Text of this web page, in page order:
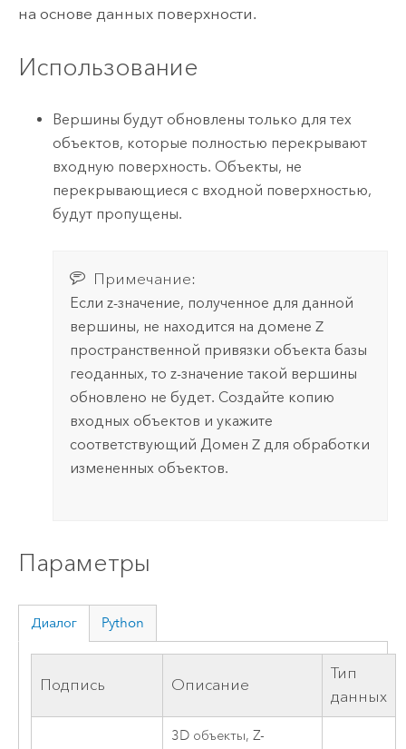
на основе данных поверхности.
Использование
Вершины будут обновлены только для тех
объектов, которые полностью перекрывают
входную поверхность. Объекты, не
перекрывающиеся с входной поверхностью,
будут пропущены.
Примечание:
Если z-значение, полученное для данной
вершины, не находится на домене Z
пространственной привязки объекта базы
геоданных, то z-значение такой вершины
обновлено не будет. Создайте копию
входных объектов и укажите
соответствующий Домен Z для обработки
измененных объектов.
Параметры
Диалог Python
Подпись Описание
Тип
данных
3D объекты, Z-